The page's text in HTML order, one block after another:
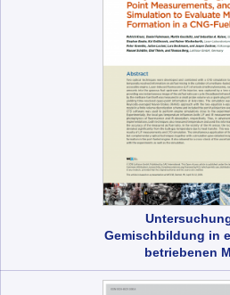
Gemischbildung in
betriebenen